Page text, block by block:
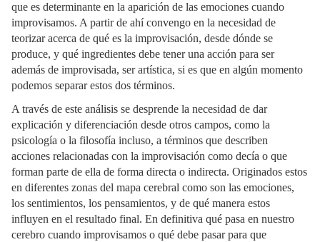
que es determinante en la aparición de las emociones cuando
improvisamos. A partir de ahí convengo en la necesidad de
teorizar acerca de qué es la improvisación, desde dónde se
produce, y qué ingredientes debe tener una acción para ser
además de improvisada, ser artística, si es que en algún momento
podemos separar estos dos términos.
A través de este análisis se desprende la necesidad de dar
explicación y diferenciación desde otros campos, como la
psicología o la filosofía incluso, a términos que describen
acciones relacionadas con la improvisación como decía o que
forman parte de ella de forma directa o indirecta. Originados estos
en diferentes zonas del mapa cerebral como son las emociones,
los sentimientos, los pensamientos, y de qué manera estos
influyen en el resultado final. En definitiva qué pasa en nuestro
cerebro cuando improvisamos o qué debe pasar para que